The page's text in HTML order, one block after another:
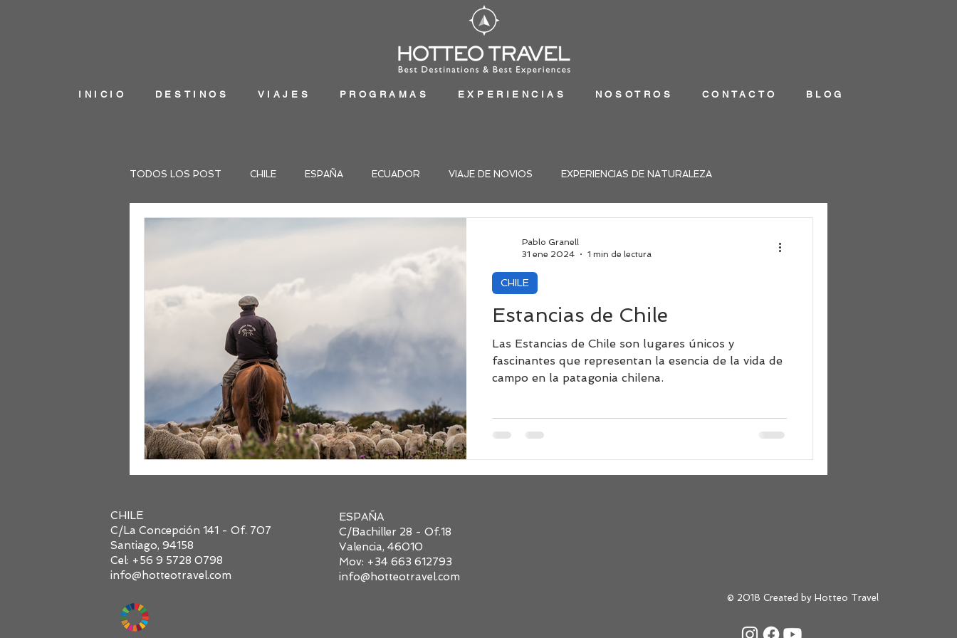
INICIO DESTINOS VIAJES PROGRAMAS EXPERIENCIAS NOSOTROS CONTACTO BLOG
TODOS LOS POST CHILE ESPAÑA ECUADOR VIAJE DE NOVIOS EXPERIENCIAS DE NATURALEZA
Estancias de Chile
Las Estancias de Chile son lugares únicos y
fascinantes que representan la esencia de la vida de
campo en la patagonia chilena.
CHILE
Pablo Granell
31 ene 2024
1 min de lectura
CHILE
C/La Concepción 141 - Of. 707
Santiago, 94158
Cel: +56 9 5728 0798
info@hotteotravel.com
ESPAÑA
C/Bachiller 28 - Of.18
Valencia, 46010
Mov: +34 663 612793
info@hotteotravel.com
© 2018 Created by Hotteo Travel